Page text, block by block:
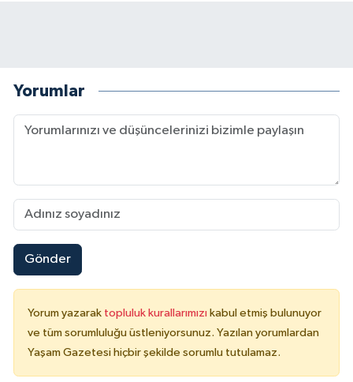
Yorumlar
Gönder
Yorum yazarak topluluk kurallarımızı kabul etmiş bulunuyor
ve tüm sorumluluğu üstleniyorsunuz. Yazılan yorumlardan
Yaşam Gazetesi hiçbir şekilde sorumlu tutulamaz.